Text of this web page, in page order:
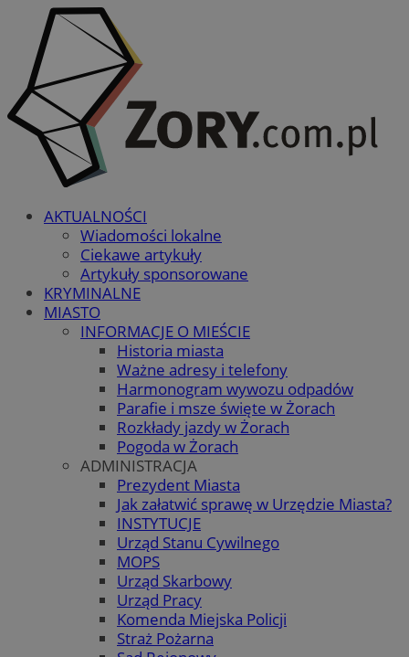
AKTUALNOŚCI
Wiadomości lokalne
Ciekawe artykuły
Artykuły sponsorowane
KRYMINALNE
MIASTO
INFORMACJE O MIEŚCIE
Historia miasta
Ważne adresy i telefony
Harmonogram wywozu odpadów
Parafie i msze święte w Żorach
Rozkłady jazdy w Żorach
Pogoda w Żorach
ADMINISTRACJA
Prezydent Miasta
Jak załatwić sprawę w Urzędzie Miasta?
INSTYTUCJE
Urząd Stanu Cywilnego
MOPS
Urząd Skarbowy
Urząd Pracy
Komenda Miejska Policji
Straż Pożarna